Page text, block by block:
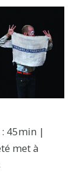
45min |
met à